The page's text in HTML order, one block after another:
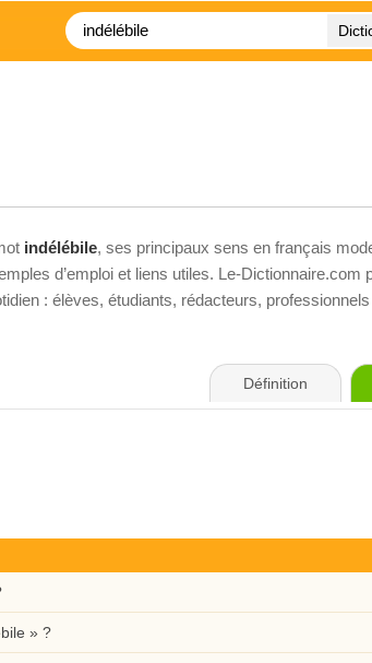
indélébile, ses principaux sens en français
d’emploi et liens utiles. Le-Dictionnaire.com
: élèves, étudiants, rédacteurs,
Définition
» ?